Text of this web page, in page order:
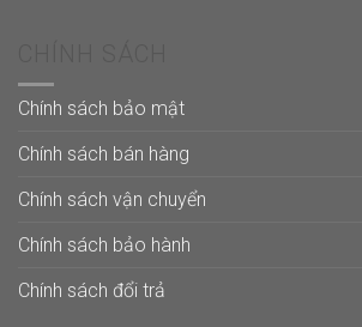
Chính sách bảo mật
Chính sách bán hàng
Chính sách vận chuyển
Chính sách bảo hành
Chính sách đổi trả